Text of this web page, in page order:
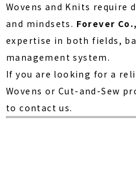
Wovens and Knits require
and mindsets. Forever
expertise in both fields,
management system.
If you are looking for a
Wovens or Cut-and-Sew
to contact us.